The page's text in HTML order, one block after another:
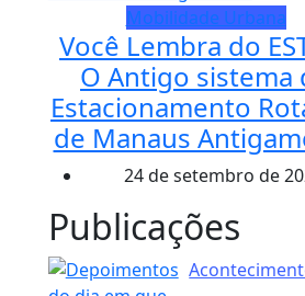
Mobilidade Urbana
Você Lembra do
O Antigo sistema
Estacionamento
de Manaus
24 de setembro de
Publicações